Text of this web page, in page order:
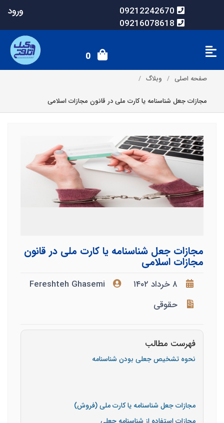
09212242670
09216078618
ورود
0
صفحه اصلی وبلاگ
مجازات جعل شناسنامه یا کارت ملی در قانون مجازات اسلامی
مجازات جعل شناسنامه یا کارت ملی در قانون
مجازات اسلامی
۸ خرداد ۱۴۰۲
Fereshteh Ghasemi
حقوقی
فهرست مطالب
نحوه تشخیص جعلی بودن شناسنامه
مجازات جعل شناسنامه یا کارت ملی (فروش)